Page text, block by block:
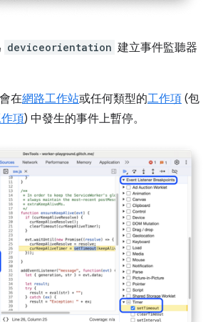
deviceorientation 建立事件監聽器
會在網路工作站或任何類型的工作項 (包
項) 中發生的事件上暫停。